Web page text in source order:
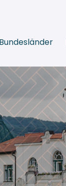
Bundesländer